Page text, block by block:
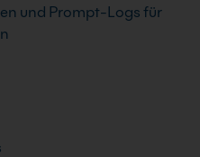
und Prompt-Logs für